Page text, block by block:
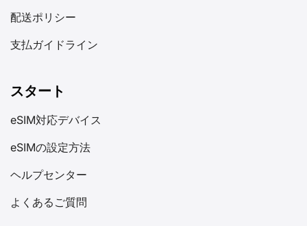
配送ポリシー
支払ガイドライン
スタート
eSIM対応デバイス
eSIMの設定方法
ヘルプセンター
よくあるご質問